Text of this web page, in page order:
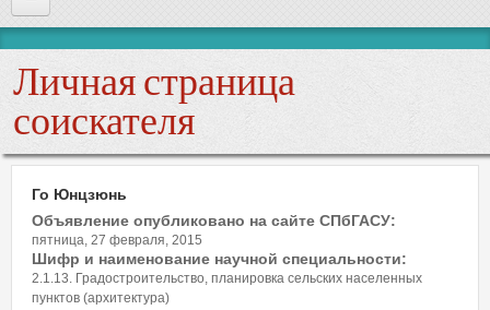
Информация
Войти
Имя или почта
Пароль*
Личная страница
соискателя
Го Юнцзюнь
Объявление опубликовано на сайте СПбГАСУ:
пятница, 27 февраля, 2015
Шифр и наименование научной специальности:
2.1.13. Градостроительство, планировка сельских населенных
пунктов (архитектура)